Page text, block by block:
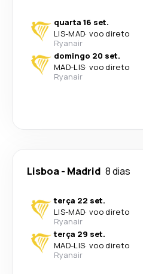
quarta 16 set.
LIS-MAD· voo direto
Ryanair
domingo 20 set.
MAD-LIS· voo direto
Ryanair
Lisboa- Madrid 8 dias
terça 22 set.
LIS-MAD· voo direto
Ryanair
terça 29 set.
MAD-LIS· voo direto
Ryanair